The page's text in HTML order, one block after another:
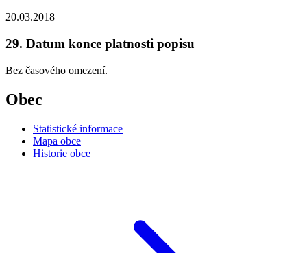
20.03.2018
29. Datum konce platnosti popisu
Bez časového omezení.
Obec
Statistické informace
Mapa obce
Historie obce